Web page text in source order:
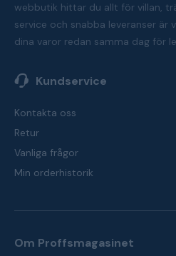
webbutik hittar du allt för villan,
service och snabba leveranser är
dina varor redan samma dag för
Kundservice
Kontakta oss
Retur
Vanliga frågor
Min orderhistorik
Om Proffsmagasinet